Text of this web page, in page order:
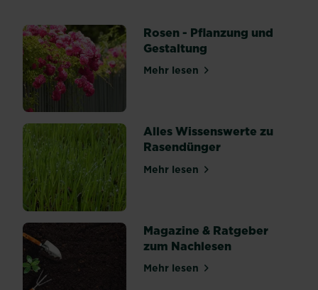
nicht
gern
gesehen.
Die
Übeltäter
kriechen
deine
Beete
und
machen
über
deine
Pflanzen
und
Ernte
In
vielen
Fällen
können
Rosen - Pflanzung und
Gestaltung
Mehr lesenüber Rosen - Pflanzung
Alles Wissenswerte zu
Rasendünger
Mehr lesenüber Alles Wissenswerte
Magazine & Ratgeber
zum Nachlesen
Mehr lesenüber Magazine & Ratgeber